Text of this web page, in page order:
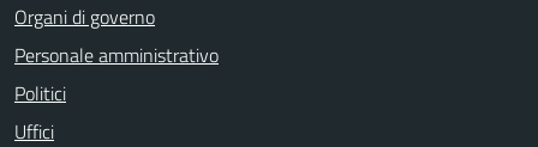
Organi di governo
Personale amministrativo
Politici
Uffici